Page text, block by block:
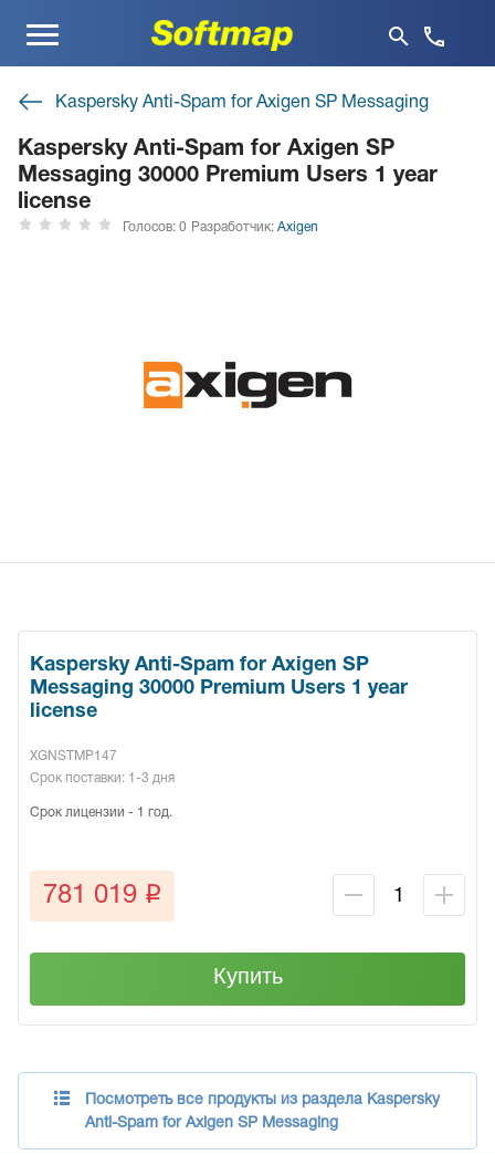
Меню
Kaspersky Anti-Spam for Axigen SP Messaging
Kaspersky Anti-Spam for Axigen SP
Messaging 30000 Premium Users 1 year
license
Голосов: 0 Разработчик: Axigen
Kaspersky Anti-Spam for Axigen SP
Messaging 30000 Premium Users 1 year
license
XGNSTMP147
Срок поставки: 1-3 дня
Срок лицензии - 1 год.
781 019 q
Купить
Посмотреть все продукты из раздела Kaspersky
Anti-Spam for Axigen SP Messaging